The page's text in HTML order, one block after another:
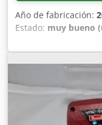
Año de fabricación:
Estado: muy bueno
, número
nuestro inventario
probadas y
arranque por
Rango de par: 4,0 a
Dsdpfx Absv Ipt